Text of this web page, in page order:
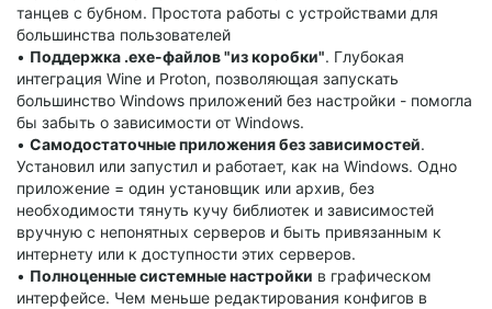
наиболее функциональные.
Особенности:
●Проверка контрольной
суммы- большинство загружаемых файл проверяется по
SHA1-хэшу, что
гарантирует подлинность и целостность скачанного файла.
танцев с бубном. Простота работы с устройствами для
большинства пользователей
• Поддержка .exe-файлов "из коробки". Глубокая
интеграция Wine и Proton, позволяющая запускать
большинство Windows приложений без настройки - помогла
бы забыть о зависимости от Windows.
• Самодостаточные приложения без зависимостей.
Установил или запустил и работает, как на Windows. Одно
приложение = один установщик или архив, без
необходимости тянуть кучу библиотек и зависимостей
вручную с непонятных серверов и быть привязанным к
интернету или к доступности этих серверов.
• Полноценные системные настройки в графическом
интерфейсе. Чем меньше редактирования конфигов в